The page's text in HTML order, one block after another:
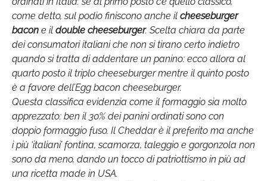
come detto, sul podio finiscono anche il cheeseburger
bacon e il double cheeseburger. Scelta chiara da parte
dei consumatori italiani che non si tirano certo indietro
quando si tratta di addentare un panino: ecco allora al
quarto posto il triplo cheeseburger mentre il quinto posto
è a favore dell’Egg bacon cheeseburger.
Questa classifica evidenzia come il formaggio sia molto
apprezzato: ben il 30% dei panini ordinati sono con
doppio formaggio fuso. Il Cheddar è il preferito ma anche
i più ‘italiani’ fontina, scamorza, taleggio e gorgonzola non
sono da meno, dando un tocco di patriottismo in più ad
una ricetta made in USA.